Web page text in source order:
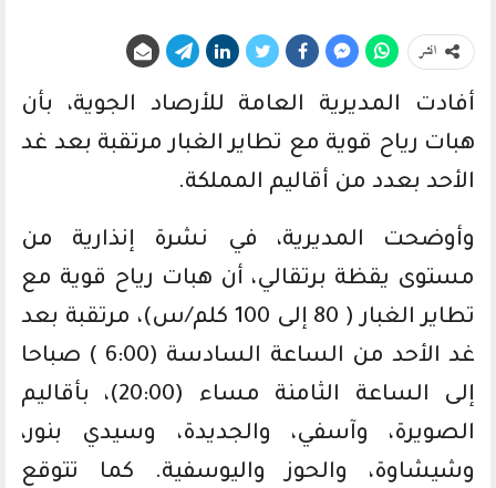
انشر
أفادت المديرية العامة للأرصاد الجوية، بأن
هبات رياح قوية مع تطاير الغبار مرتقبة بعد غد
الأحد بعدد من أقاليم المملكة.
وأوضحت المديرية، في نشرة إنذارية من
مستوى يقظة برتقالي، أن هبات رياح قوية مع
تطاير الغبار ( 80 إلى 100 كلم/س)، مرتقبة بعد
غد الأحد من الساعة السادسة (6:00 ) صباحا
إلى الساعة الثامنة مساء (20:00)، بأقاليم
الصويرة، وآسفي، والجديدة، وسيدي بنور،
وشيشاوة، والحوز واليوسفية. كما تتوقع